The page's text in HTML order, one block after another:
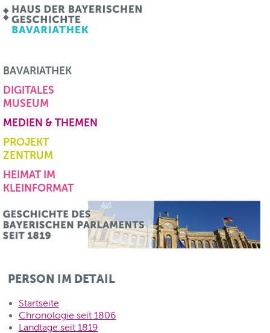
BAVARIATHEK
DIGITALES
MUSEUM
MEDIEN & THEMEN
PROJEKT
ZENTRUM
HEIMAT IM
KLEINFORMAT
PERSON IM DETAIL
Startseite
Chronologie seit 1806
Landtage seit 1819